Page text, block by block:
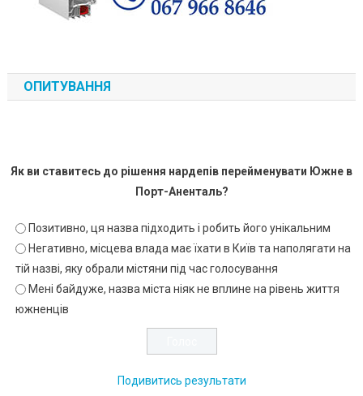
ОПИТУВАННЯ
Як ви ставитесь до рішення нардепів перейменувати Южне в
Порт-Аненталь?
Позитивно, ця назва підходить і робить його унікальним
Негативно, місцева влада має їхати в Київ та наполягати на
тій назві, яку обрали містяни під час голосування
Мені байдуже, назва міста ніяк не вплине на рівень життя
южненців
Подивитись результати